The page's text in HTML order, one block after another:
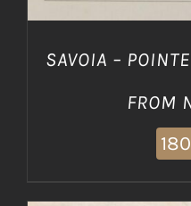
SAVOIA –
FROM